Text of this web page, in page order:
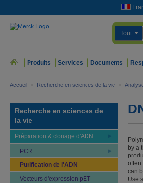
Tout
Produits Services Documents
Accueil > Recherche en sciences de la vie >
Recherche en sciences de
la vie
Préparation & clonage d'ADN
PCR
Purification de l'ADN
Vecteurs d'expression pET
by a
often
can
Use